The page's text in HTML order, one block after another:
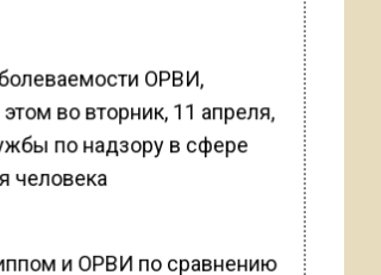
ОРВИ,
во вторник, 11 апреля,
по надзору в сфере
человека
и ОРВИ по сравнению